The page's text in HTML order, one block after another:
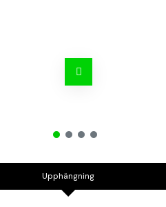
Upphängning